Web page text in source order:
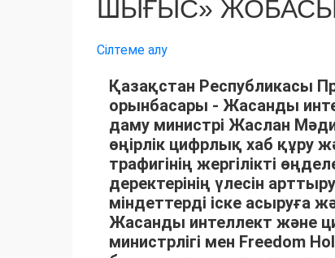
ШЫҒЫС»
Сілтеме алу
Қазақстан Республикасы
орынбасары - Жасанды
даму министрі Жаслан
өңірлік цифрлық хаб құру
трафигінің жергілікті
деректерінің үлесін
міндеттерді іске асыруға
Жасанды интеллект және
министрлігі мен Freedom